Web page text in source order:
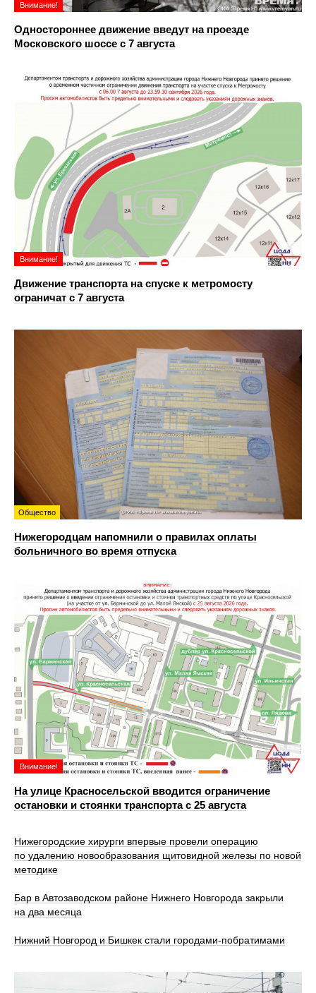
Внимание!
Одностороннее движение введут на проезде
Московского шоссе с 7 августа
Внимание!
Движение транспорта на спуске к метромосту
ограничат с 7 августа
Общество
Нижегородцам напомнили о правилах оплаты
больничного во время отпуска
Внимание!
На улице Красносельской вводится ограничение
остановки и стоянки транспорта с 25 августа
Нижегородские хирурги впервые провели операцию
по удалению новообразования щитовидной железы по новой
методике
Бар в Автозаводском районе Нижнего Новгорода закрыли
на два месяца
Нижний Новгород и Бишкек стали городами-побратимами